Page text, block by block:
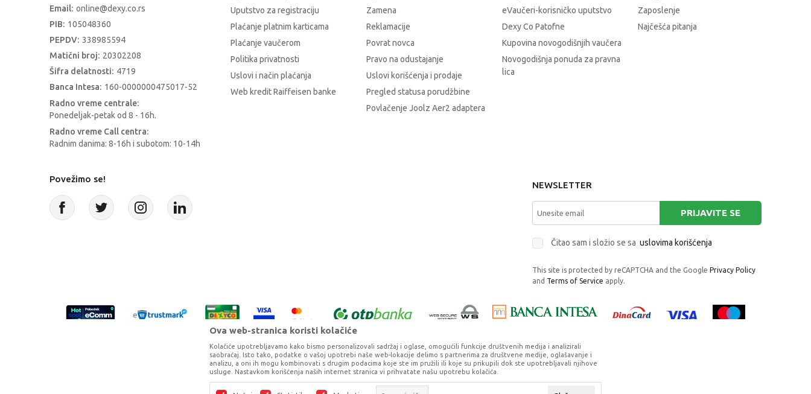
Email: online@dexy.co.rs
PIB: 105048360
PEPDV: 338985594
Matični broj: 20302208
Šifra delatnosti: 4719
Banca Intesa: 160-0000000475017-52
Radno vreme centrale:
Ponedeljak-petak od 8 - 16h.
Radno vreme Call centra:
Radnim danima: 8-16h i subotom: 10-14h
Uputstvo za registraciju
Plaćanje platnim karticama
Plaćanje vaučerom
Politika privatnosti
Uslovi i način plaćanja
Web kredit Raiffeisen banke
Zamena
Reklamacije
Povrat novca
Pravo na odustajanje
Uslovi korišćenja i prodaje
Pregled statusa porudžbine
Povlačenje Joolz Aer2 adaptera
eVaučeri-korisničko uputstvo
Dexy Co Patofne
Kupovina novogodišnjih vaučera
Novogodišnja ponuda za pravna
lica
Zaposlenje
Najčešća pitanja
Povežimo se!
NEWSLETTER
PRIJAVITE SE
Čitao sam i složio se sa uslovima korišćenja
This site is protected by reCAPTCHA and the Google Privacy Policy
and Terms of Service apply.
Proizvode na sajtu nastojimo da opišemo što je preciznije moguće, ali ne možemo garantovati da su svi podaci i fotografije, navedeni u okrviru proizvoda, u
potpunosti kompletni i bez grešaka. Svi artikli prikazani na sajtu su deo naše ponude, ali ne podrazumeva da su dostupni u svakom trenutku.
Ova web-stranica koristi kolačiće
Kolačiće upotrebljavamo kako bismo personalizovali sadržaj i oglase, omogućili funkcije društvenih medija i analizirali
saobraćaj. Isto tako, podatke o vašoj upotrebi naše web-lokacije delimo s partnerima za društvene medije, oglašavanje i
analizu, a oni ih mogu kombinovati s drugim podacima koje ste im pružili ili koje su prikupili dok ste upotrebljavali njihove
usluge. Nastavkom korišćenja naših internet stranica vi prihvatate našu upotrebu kolačića.